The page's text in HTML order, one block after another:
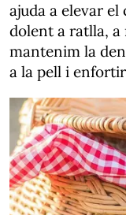
ajuda a elevar
dolent a ratlla, a
mantenim la
a la pell i